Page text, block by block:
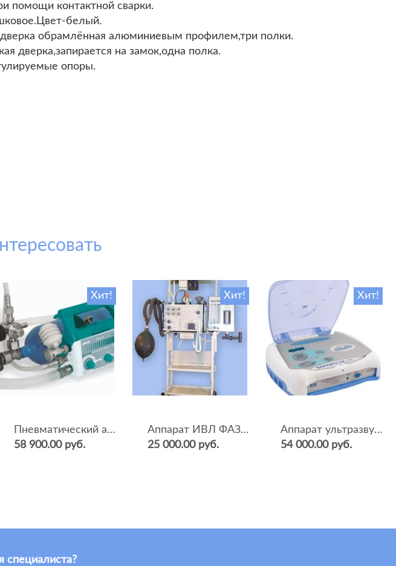
помощи контактной сварки.
белый.
дверка обрамлённая алюминиевым профилем,три полки.
дверка,запирается на замок,одна полка.
опоры.
Хит!
Пневматический аппарат ИВЛ и оксигенотерапии портативный АИВЛп-2/20-«ТМТ»
58 900.00 руб.
Хит!
Аппарат ИВЛ ФАЗА-5НР
25 000.00 руб.
Хит!
Аппарат ультразвуковой терапии Sonopulse (мультичастотный 1 и 3 Мгц)
54 000.00 руб.
специалиста?